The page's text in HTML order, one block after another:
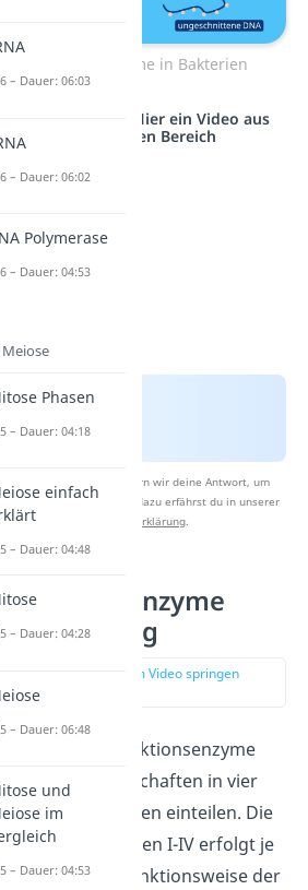
Restriktionsenzyme in Bakterien
Studyflix vernetzt: Hier ein Video aus
einem anderen Bereich
Beantwortung speichern wir deine Antwort, um
zu verbessern. Mehr dazu erfährst du in unserer
Datenschutzerklärung.
zur Stelle im Video springen
kannst die Restriktionsenzyme
ihrer Eigenschaften in vier
Gruppen einteilen. Die
in die Typen I-IV erfolgt je
Aufbau und Funktionsweise der
– Dauer: 06:03
– Dauer: 06:02
Polymerase
– Dauer: 04:53
Phasen
– Dauer: 04:18
einfach
– Dauer: 04:48
– Dauer: 04:28
– Dauer: 06:48
und
im
– Dauer: 04:53